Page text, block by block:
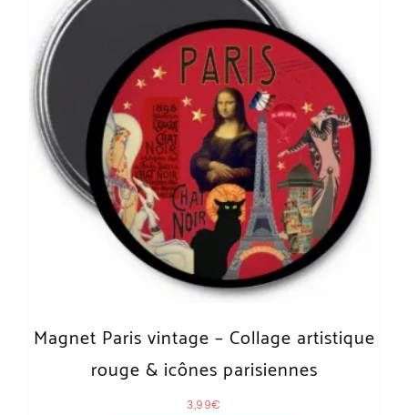
Magnet Paris vintage – Collage artistique
rouge & icônes parisiennes
3,99€